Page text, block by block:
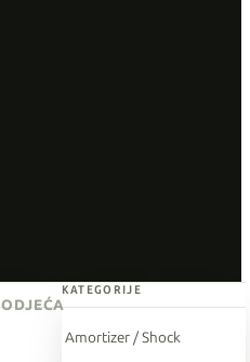
KATEGORIJE
Amortizer / Shock
ODJEĆA